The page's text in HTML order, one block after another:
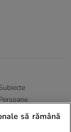
Sitemapsă rămână